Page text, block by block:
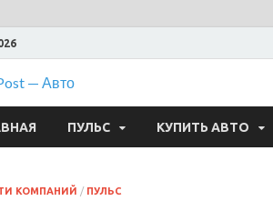
ForPost —
ПУЛЬС КУПИТЬ АВТО
КОМПАНИЙ / ПУЛЬС